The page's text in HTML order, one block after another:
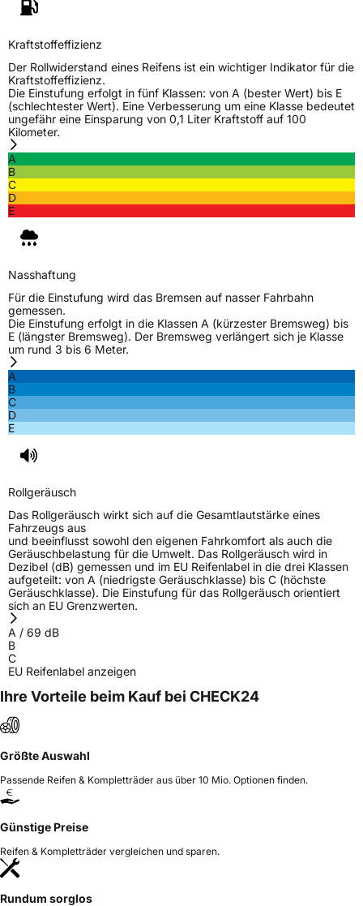
Kraftstoffeffizienz
Der Rollwiderstand eines Reifens ist ein wichtiger Indikator für die
Kraftstoffeffizienz.
Die Einstufung erfolgt in fünf Klassen: von A (bester Wert) bis E
(schlechtester Wert). Eine Verbesserung um eine Klasse bedeutet
ungefähr eine Einsparung von 0,1 Liter Kraftstoff auf 100
Kilometer.
A
B
C
D
E
Nasshaftung
Für die Einstufung wird das Bremsen auf nasser Fahrbahn
gemessen.
Die Einstufung erfolgt in die Klassen A (kürzester Bremsweg) bis
E (längster Bremsweg). Der Bremsweg verlängert sich je Klasse
um rund 3 bis 6 Meter.
A
B
C
D
E
Rollgeräusch
Das Rollgeräusch wirkt sich auf die Gesamtlautstärke eines
Fahrzeugs aus
und beeinflusst sowohl den eigenen Fahrkomfort als auch die
Geräuschbelastung für die Umwelt. Das Rollgeräusch wird in
Dezibel (dB) gemessen und im EU Reifenlabel in die drei Klassen
aufgeteilt: von A (niedrigste Geräuschklasse) bis C (höchste
Geräuschklasse). Die Einstufung für das Rollgeräusch orientiert
sich an EU Grenzwerten.
A / 69 dB
B
C
EU Reifenlabel anzeigen
Ihre Vorteile beim Kauf bei CHECK24
Größte Auswahl
Passende Reifen & Kompletträder aus über 10 Mio. Optionen finden.
Günstige Preise
Reifen & Kompletträder vergleichen und sparen.
Rundum sorglos